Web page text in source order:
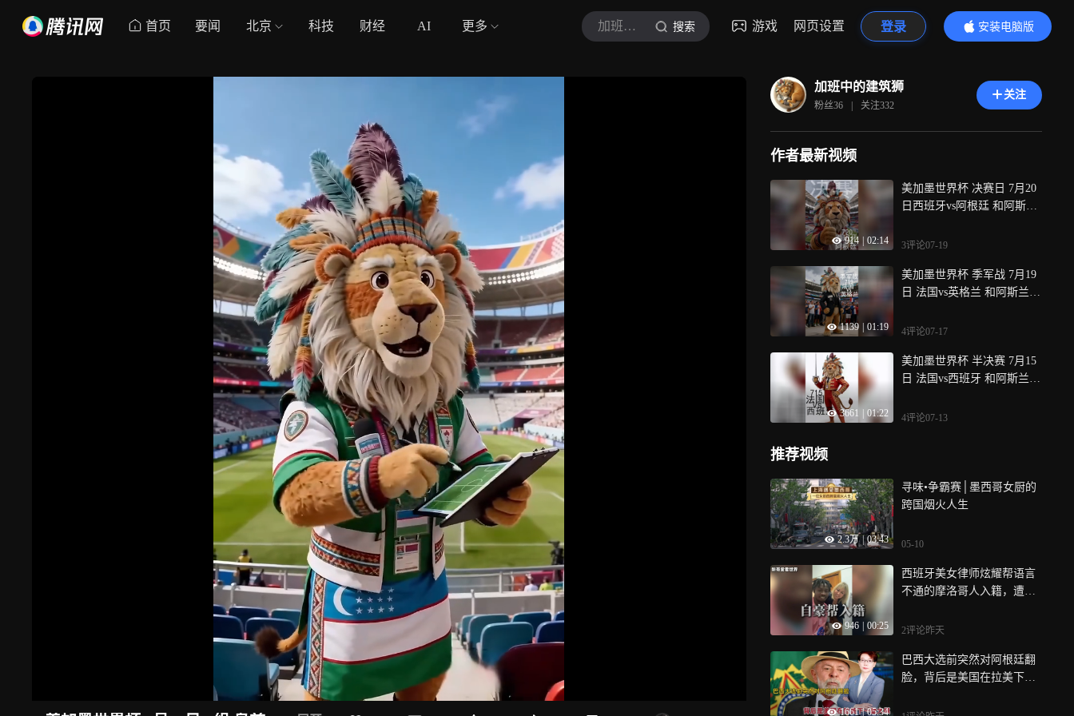
首页 要闻 北京 科技 财经 AI 更多 加班中的建筑狮 搜索 游戏 网页设置 登录
安装电脑版
内容更精彩
加班中的建筑狮
粉丝36 | 关注332
关注
作者最新视频
914 02:14
美加墨世界杯 决赛日 7月20
日西班牙vs阿根廷 和阿斯兰
3评论07-19
1139 01:19
美加墨世界杯 季军战 7月19
日 法国vs英格兰 和阿斯兰Ar
4评论07-17
3661 01:22
美加墨世界杯 半决赛 7月15
日 法国vs西班牙 和阿斯兰Ar
4评论07-13
推荐视频
2.3万 03:43
寻味•争霸赛│墨西哥女厨的
跨国烟火人生
05-10
946 00:25
西班牙美女律师炫耀帮语言
不通的摩洛哥人入籍，遭怒
2评论昨天
1661 | 05:34
巴西大选前突然对阿根廷翻
脸，背后是美国在拉美下一